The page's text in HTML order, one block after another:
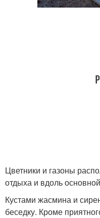
Цветники и газоны
отдыха и вдоль
Кустами жасмина и
беседку. Кроме